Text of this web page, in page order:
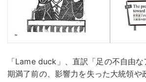
「Lame duck」、直訳「足の不自由
期満了前の、影響力を失った大統領や